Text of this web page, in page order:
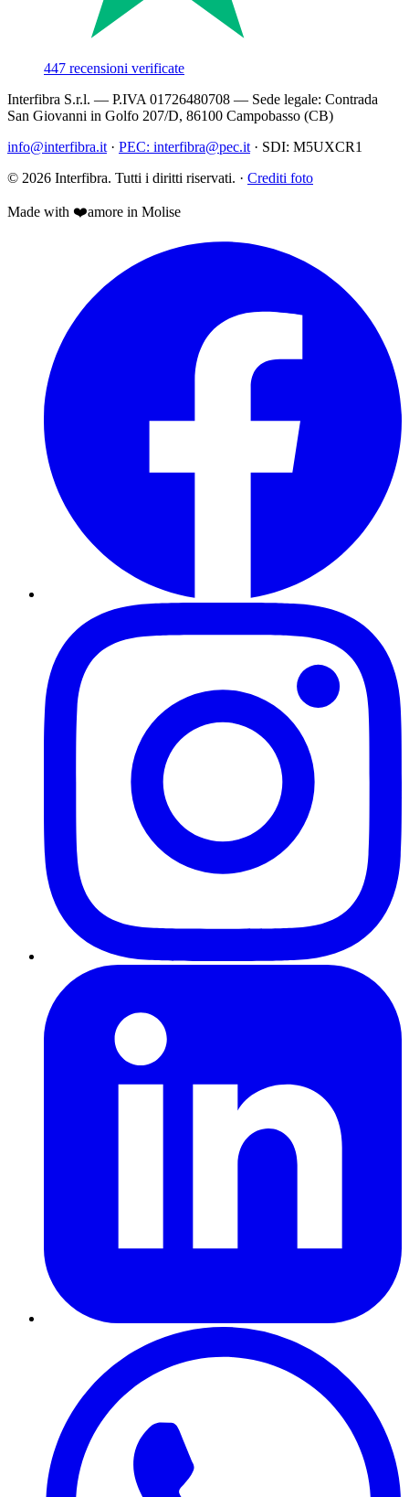
447 recensioni verificate
Interfibra S.r.l. — P.IVA 01726480708 — Sede legale: Contrada
San Giovanni in Golfo 207/D, 86100 Campobasso (CB)
info@interfibra.it · PEC: interfibra@pec.it · SDI: M5UXCR1
© 2026 Interfibra. Tutti i diritti riservati. · Crediti foto
Made with ❤️amore in Molise